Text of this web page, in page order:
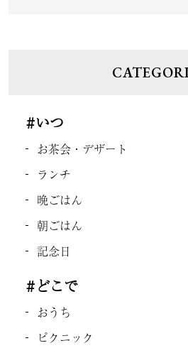
#いつ
お茶会・デザート
ランチ
晩ごはん
朝ごはん
記念日
#どこで
おうち
ピクニック